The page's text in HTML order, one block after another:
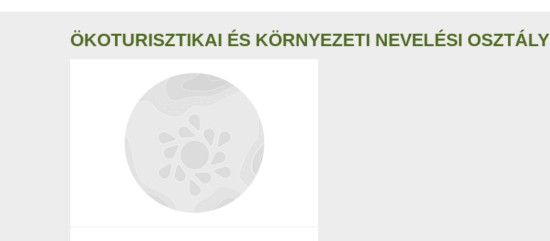
ÖKOTURISZTIKAI ÉS KÖRNYEZETI NEVELÉSI OSZTÁLY